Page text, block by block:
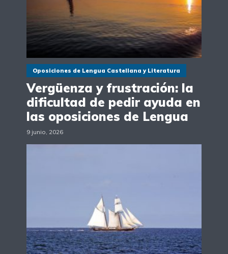
Oposiciones de Lengua Castellana y Literatura
Vergüenza y frustración: la
dificultad de pedir ayuda en
las oposiciones de Lengua
9 junio, 2026